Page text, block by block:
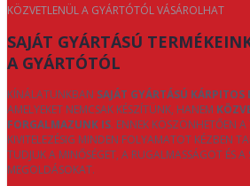
KÖZVETLENÜL A GYÁRTÓTÓL VÁSÁROLHAT
SAJÁT GYÁRTÁSÚ
A GYÁRTÓTÓL
KÍNÁLATUNKBAN SAJÁT GYÁRTÁSÚ
AMELYEKET NEMCSAK KÉSZÍTÜNK, HANEM
FORGALMAZUNK IS. ENNEK KÖSZÖNHETŐEN A
KIVITELEZÉSIG MINDEN FOLYAMATOT KÉZBEN
TUDJUK A MINŐSÉGET, A RUGALMASSÁGOT ÉS A
MEGOLDÁSOKAT.